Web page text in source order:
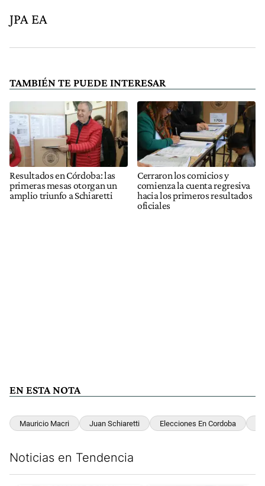
JPA EA
TAMBIÉN TE PUEDE INTERESAR
Resultados en Córdoba: las
primeras mesas otorgan un
amplio triunfo a Schiaretti
Cerraron los comicios y
comienza la cuenta regresiva
hacia los primeros resultados
oficiales
EN ESTA NOTA
Mauricio Macri Juan Schiaretti Elecciones En Cordoba
Noticias en Tendencia